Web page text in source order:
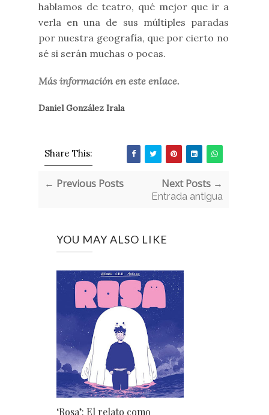
hablamos de teatro, qué mejor que ir a
verla en una de sus múltiples paradas
por nuestra geografía, que por cierto no
sé si serán muchas o pocas.
Más información en este enlace.
Daniel González Irala
Share This:
← Previous Posts Next Posts →
Entrada antigua
YOU MAY ALSO LIKE
‘Rosa’: El relato como